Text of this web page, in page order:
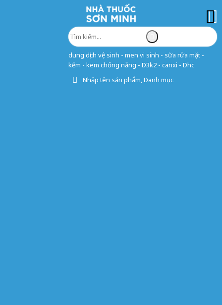
dung dịch vệ sinh - men vi sinh - sữa rửa mặt -
kẽm - kem chống nắng - D3k2 - canxi - Dhc
Nhập tên sản phẩm, Danh mục